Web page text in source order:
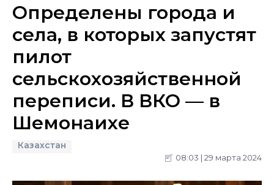
Определены города и
села, в которых запустят
пилот
сельскохозяйственной
переписи. В ВКО — в
Шемонаихе
Казахстан
08:03 | 29 марта 2024